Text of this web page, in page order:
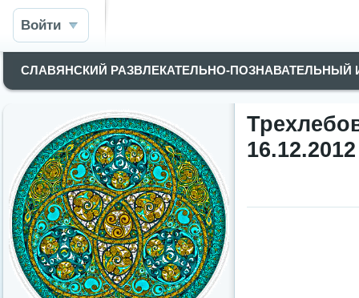
Войти
СЛАВЯНСКИЙ РАЗВЛЕКАТЕЛЬНО-